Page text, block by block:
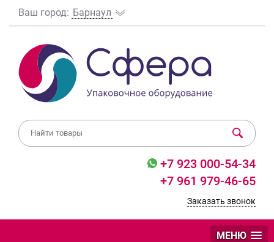
Ваш город: Барнаул
+7 923 000-54-34
+7 961 979-46-65
Заказать звонок
МЕНЮ